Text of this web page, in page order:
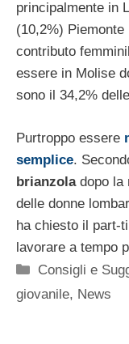
principalmente in
(10,2%)
contributo
essere in Molise
sono il 34,2%
Purtroppo essere
semplice.
brianzoladopo la
delle donne
ha chiesto il part-
lavorare a tempo
Categorie
Consigli e
giovanile, News